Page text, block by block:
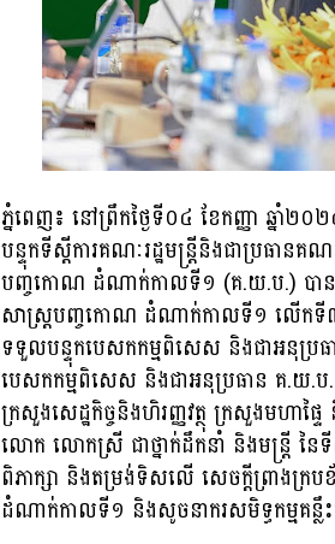
ភ្នំពេញ៖ នៅព្រឹកថ្ងៃទី០៤ ខែកញ្ញា ឆ្នាំ២០
បន្ទុកទីស្តីការគណៈរដ្ឋមន្ត្រីនិងជាប្រធានគណ
បញ្ចកោណ ដំណាក់កាលទី១ (គ.យ.ប.) បានដឹក
សាស្រ្ដបញ្ចកោណ ដំណាក់កាលទី១ លើកទី
ទទួលបន្ទុកបេសកកម្មពិសេស និងជាអនុប្រធា
បេសកកម្មពិសេស និងជាអនុប្រធាន គ.យ.ប.
ក្រសួងសេដ្ឋកិច្ចនិងហិរញ្ញវត្ថុ ក្រសួងមហាផ្
លោក លោកស្រី ជាថ្នាក់ដឹកនាំ និងមន្រ្ដី នៃទី
ពិភាក្សា និងតម្រង់ទិសលើ សេចក្ដីព្រាងក្រ
ដំណាក់កាលទី១ និងសូចនាករសមិទ្ធកម្មគន្លឹ